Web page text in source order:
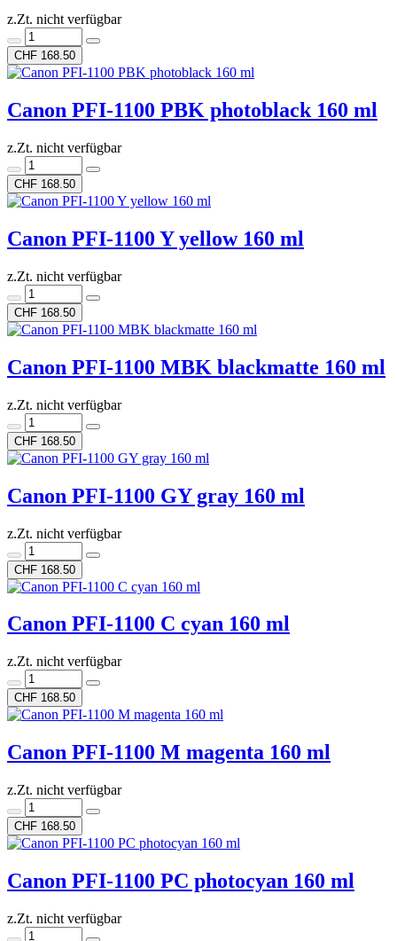
z.Zt. nicht verfügbar
CHF 168.50
Canon PFI-1100 PBK photoblack 160 ml
z.Zt. nicht verfügbar
CHF 168.50
Canon PFI-1100 Y yellow 160 ml
z.Zt. nicht verfügbar
CHF 168.50
Canon PFI-1100 MBK blackmatte 160 ml
z.Zt. nicht verfügbar
CHF 168.50
Canon PFI-1100 GY gray 160 ml
z.Zt. nicht verfügbar
CHF 168.50
Canon PFI-1100 C cyan 160 ml
z.Zt. nicht verfügbar
CHF 168.50
Canon PFI-1100 M magenta 160 ml
z.Zt. nicht verfügbar
CHF 168.50
Canon PFI-1100 PC photocyan 160 ml
z.Zt. nicht verfügbar